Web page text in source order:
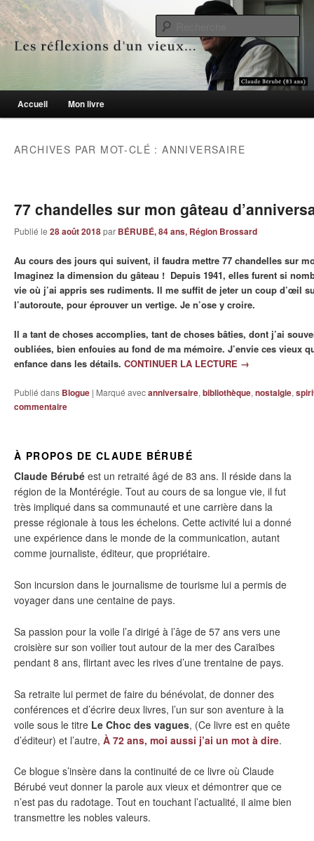
Les réflexions d'un vieux…
Le blogue des aînés de 65 ans et +
Menu principal
Aller au contenu principal
Aller au contenu secondaire
Accueil Mon livre
ARCHIVES PAR MOT-CLÉ :ANNIVERSAIRE
77 chandelles sur mon gâteau
Publié le 28 août 2018par BÉRUBÉ, 84 ans, Région Brossard
Au cours des jours qui suivent, il faudra mettre 77 chandelles sur
Imaginez la dimension du gâteau ! Depuis 1941, elles furent si
vie où j’ai appris ses rudiments. Il me suffit de jeter un coup d’œil
l’autoroute, pour éprouver un vertige. Je n’ose y croire.
Il a tant de choses accomplies, tant de choses bâties, dont j’ai
oubliées, bien enfouies au fond de ma mémoire. J’envie ces vieux
enfance dans les détails. CONTINUER LA LECTURE →
Publié dans Blogue | Marqué avecanniversaire, bibliothèque, nostalgie,
commentaire
À PROPOS DE CLAUDE BÉRUBÉ
Claude Bérubé est un retraité âgé de 83 ans. Il réside dans la
région de la Montérégie. Tout au cours de sa longue vie, il fut
très impliqué dans sa communauté et une carrière dans la
presse régionale à tous les échelons. Cette activité lui a donné
une expérience dans le monde de la communication, autant
comme journaliste, éditeur, que propriétaire.
Son incursion dans le journalisme de tourisme lui a permis de
voyager dans une centaine de pays.
Sa passion pour la voile l’a dirigé à l’âge de 57 ans vers une
croisière sur son voilier tout autour de la mer des Caraïbes
pendant 8 ans, flirtant avec les rives d’une trentaine de pays.
Sa retraite lui permet de faire du bénévolat, de donner des
conférences et d’écrire deux livres, l’un sur son aventure à la
voile sous le titre Le Choc des vagues, (Ce livre est en quête
d’éditeur) et l’autre, À 72 ans, moi aussi j’ai un mot à dire.
Ce blogue s’insère dans la continuité de ce livre où Claude
Bérubé veut donner la parole aux vieux et démontrer que ce
n’est pas du radotage. Tout en touchant l’actualité, il aime bien
transmettre les nobles valeurs.